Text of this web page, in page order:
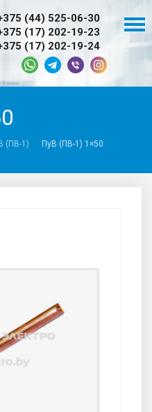
(44) 525-06-30
(17) 202-19-23
(17) 202-19-24
(ПВ-1) ПуВ (ПВ-1) 1×50